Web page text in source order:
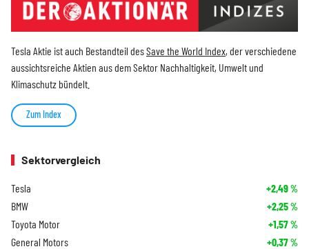
Tesla Aktie ist auch Bestandteil desSave the World Index, der verschiedene
aussichtsreiche Aktien aus dem Sektor Nachhaltigkeit, Umwelt und
Klimaschutz bündelt.
Zum Index
Sektorvergleich
Tesla +2,49%
BMW +2,25%
Toyota Motor +1,57%
General Motors +0,37%